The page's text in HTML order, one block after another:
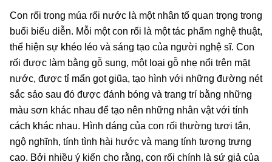
Con rối trong múa rối nước là một nhân tố quan trọng trong
buổi biểu diễn. Mỗi một con rối là một tác phẩm nghệ thuật,
thể hiện sự khéo léo và sáng tạo của người nghệ sĩ. Con
rối được làm bằng gỗ sung, một loại gỗ nhẹ nổi trên mặt
nước, được tỉ mẩn gọt giũa, tạo hình với những đường nét
sắc sảo sau đó được đánh bóng và trang trí bằng những
màu sơn khác nhau để tạo nên những nhân vật với tính
cách khác nhau. Hình dáng của con rối thường tươi tắn,
ngộ nghĩnh, tính tình hài hước và mang tính tượng trưng
cao. Bởi nhiều ý kiến cho rằng, con rối chính là sứ giả của